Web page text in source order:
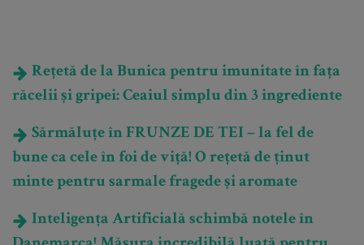
Rețetă de la Bunica pentru imunitate în fața
răcelii și gripei: Ceaiul simplu din 3 ingrediente
Sărmăluțe în FRUNZE DE TEI – la fel de
bune ca cele în foi de viță! O rețetă de ținut
minte pentru sarmale fragede și aromate
Inteligența Artificială schimbă notele în